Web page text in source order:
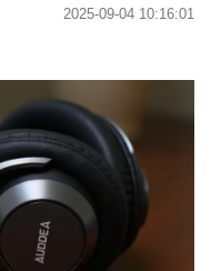
2025-09-04 10:16:01